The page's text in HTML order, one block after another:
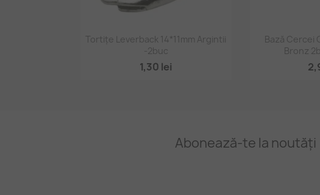
 Vizualizare rapidă
Tortițe Leverback 14*11mm Argintii
-2buc
1,30 lei

Bază Cercei
Bronz
Abonează-te la noutăți